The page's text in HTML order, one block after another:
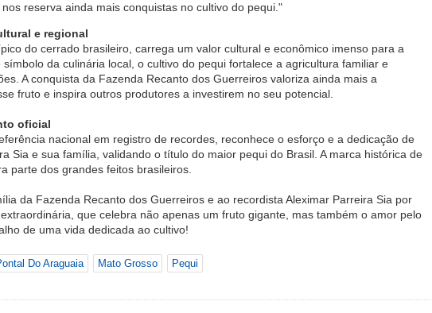
reserva ainda mais conquistas no cultivo do pequi."
e regional
do cerrado brasileiro, carrega um valor cultural e econômico imenso para a
símbolo da culinária local, o cultivo do pequi fortalece a agricultura familiar e
A conquista da Fazenda Recanto dos Guerreiros valoriza ainda mais a
fruto e inspira outros produtores a investirem no seu potencial.
oficial
nacional em registro de recordes, reconhece o esforço e a dedicação de
Sia e sua família, validando o título do maior pequi do Brasil. A marca histórica de
parte dos grandes feitos brasileiros.
da Fazenda Recanto dos Guerreiros e ao recordista Aleximar Parreira Sia por
que celebra não apenas um fruto gigante, mas também o amor pelo
de uma vida dedicada ao cultivo!
Do Araguaia Mato Grosso Pequi